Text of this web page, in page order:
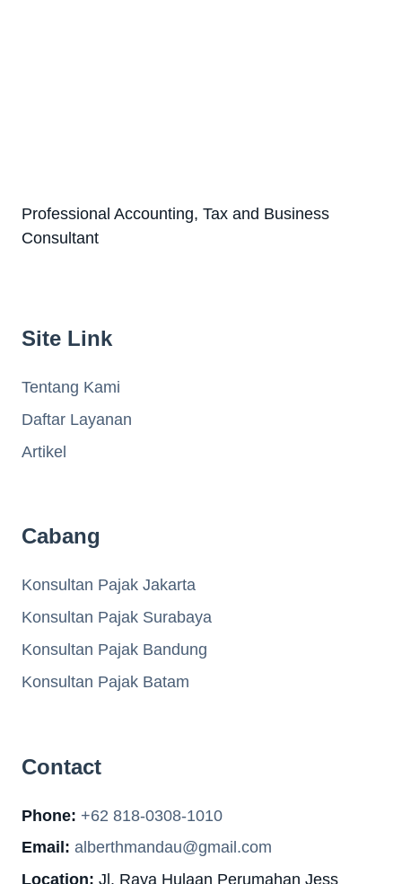
Professional Accounting, Tax and Business
Consultant
Site Link
Tentang Kami
Daftar Layanan
Artikel
Cabang
Konsultan Pajak Jakarta
Konsultan Pajak Surabaya
Konsultan Pajak Bandung
Konsultan Pajak Batam
Contact
Phone: +62 818-0308-1010
Email: alberthmandau@gmail.com
Location: Jl. Raya Hulaan Perumahan Jess